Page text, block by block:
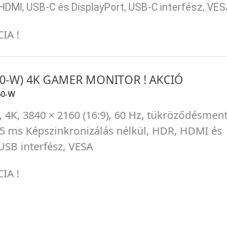
USB-C és DisplayPort, USB-C interfész,
!
W) 4K GAMER MONITOR ! AKCIÓ
W
3840 × 2160 (16:9), 60 Hz,
ms Képszinkronizálás nélkül, HDR, HDMI és
interfész, VESA
!